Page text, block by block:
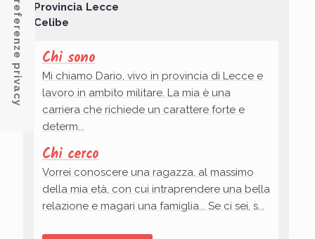
Provincia Lecce
Celibe
Chi sono
Mi chiamo Dario, vivo in provincia di Lecce e
lavoro in ambito militare. La mia è una
carriera che richiede un carattere forte e
determ...
Chi cerco
Vorrei conoscere una ragazza, al massimo
della mia età, con cui intraprendere una bella
relazione e magari una famiglia... Se ci sei, s...